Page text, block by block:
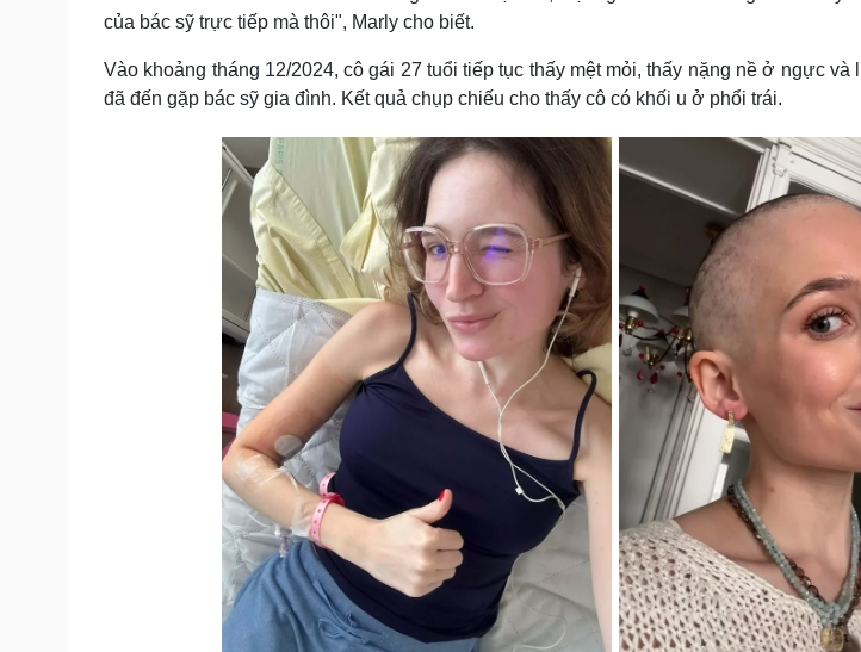
của ​​bác sỹ trực tiếp mà thôi", Marly cho biết.
Vào khoảng tháng 12/2024, cô gái 27 tuổi tiếp tục thấy mệt mỏi, thấy nặng nề ở ngực và
đã đến gặp bác sỹ gia đình. Kết quả chụp chiếu cho thấy cô có khối u ở phổi trái.